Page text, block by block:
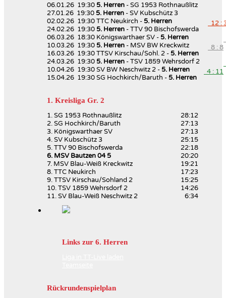
06.01.26 19:30 5. Herren - SG 1953 Rothnaußlitz
27.01.26 19:30 5. Herren - SV Kubschütz 3
02.02.26 19:30 TTC Neukirch - 5. Herren 12 :
24.02.26 19:30 5. Herren - TTV 90 Bischofswerda
06.03.26 18:30 Königswarthaer SV - 5. Herren
10.03.26 19:30 5. Herren - MSV BW Kreckwitz 8 : 8
16.03.26 19:30 TTSV Kirschau/Sohl. 2 - 5. Herren
24.03.26 19:30 5. Herren - TSV 1859 Wehrsdorf 2
10.04.26 19:30 SV BW Neschwitz 2 - 5. Herren 4 : 11
15.04.26 19:30 SG Hochkirch/Baruth - 5. Herren
1. Kreisliga Gr. 2
1. SG 1953 Rothnaußlitz
28:12
2. SG Hochkirch/Baruth
27:13
3. Königswarthaer SV
27:13
4. SV Kubschütz 3
25:15
5. TTV 90 Bischofswerda
22:18
6. MSV Bautzen 04 5
20:20
7. MSV Blau-Weiß Kreckwitz
19:21
8. TTC Neukirch
17:23
9. TTSV Kirschau/Sohland 2
15:25
10. TSV 1859 Wehrsdorf 2
14:26
11. SV Blau-Weiß Neschwitz 2
6:34
Links zur 6. Herren
Rückrundenspielplan